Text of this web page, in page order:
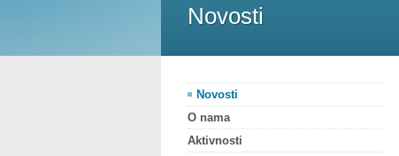
Novosti
Novosti
O nama
Aktivnosti